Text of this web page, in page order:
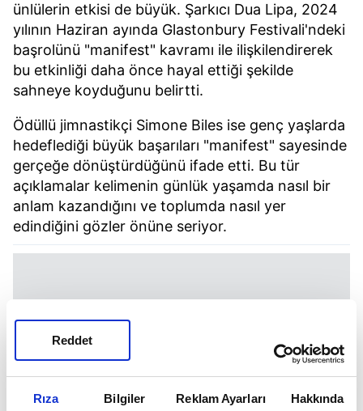
Rıza Bilgiler Reklam Ayarları Hakkında
Reddet
ünlülerin etkisi de büyük. Şarkıcı Dua Lipa, 2024
yılının Haziran ayında Glastonbury Festivali'ndeki
başrolünü "manifest" kavramı ile ilişkilendirerek
bu etkinliği daha önce hayal ettiği şekilde
sahneye koyduğunu belirtti.
Ödüllü jimnastikçi Simone Biles ise genç yaşlarda
hedeflediği büyük başarıları "manifest" sayesinde
gerçeğe dönüştürdüğünü ifade etti. Bu tür
açıklamalar kelimenin günlük yaşamda nasıl bir
anlam kazandığını ve toplumda nasıl yer
edindiğini gözler önüne seriyor.